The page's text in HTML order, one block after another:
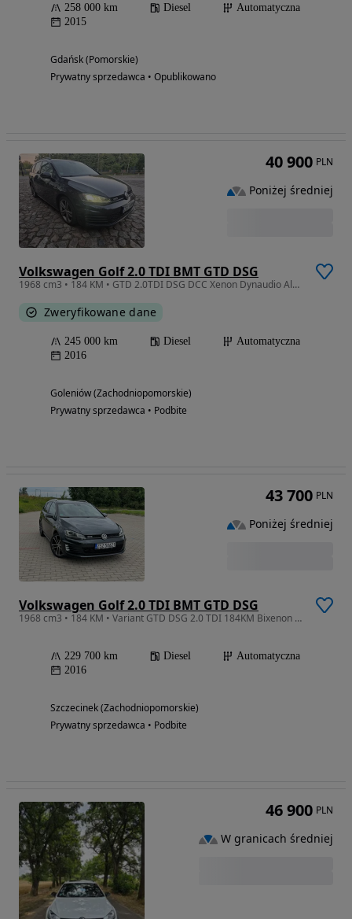
258 000 km Diesel
Automatyczna
2015
Gdańsk (Pomorskie)
Prywatny sprzedawca • Opublikowano
Volkswagen Golf 2.0 TDI BMT GTD DSG
1968 cm3 • 184 KM • GTD 2.0TDI DSG DCC Xenon Dynaudio Alcantara Alu18 Nowe opony Hak
Zweryfikowane dane
245 000 km Diesel
Automatyczna
2016
Goleniów (Zachodniopomorskie)
Prywatny sprzedawca • Podbite
40 900 PLN
Poniżej średniej
Volkswagen Golf 2.0 TDI BMT GTD DSG
1968 cm3 • 184 KM • Variant GTD DSG 2.0 TDI 184KM Bixenon Led
229 700 km Diesel
Automatyczna
2016
Szczecinek (Zachodniopomorskie)
Prywatny sprzedawca • Podbite
43 700 PLN
Poniżej średniej
46 900 PLN
W granicach średniej